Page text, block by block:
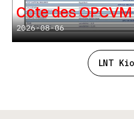
Cote des
2026-08-06
LNT